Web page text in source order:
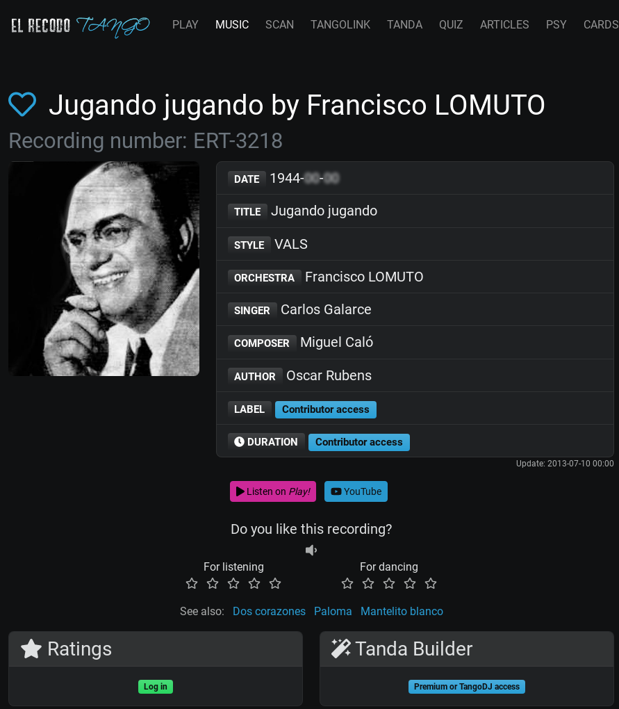
PLAY MUSIC SCAN TANGOLINK TANDA QUIZ ARTICLES PSY CARDS
Jugando jugando by Francisco LOMUTO
Recording number: ERT-3218
DATE 1944-00-00
TITLE Jugando jugando
STYLE VALS
ORCHESTRA Francisco LOMUTO
SINGER Carlos Galarce
COMPOSER Miguel Caló
AUTHOR Oscar Rubens
LABEL Contributor access
DURATION Contributor access
Update: 2013-07-10 00:00
Listen on Play! YouTube
Do you like this recording?
For listening For dancing
See also: Dos corazones Paloma Mantelito blanco
Ratings
Log in
Tanda Builder
Premium or TangoDJ access